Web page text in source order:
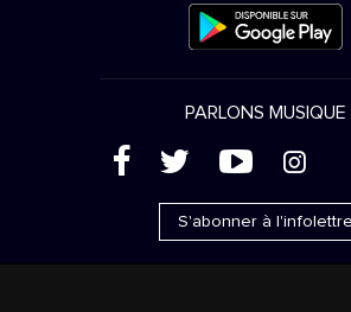
PARLONS MUSIQUE
( ' + &
S'abonner à l'infolettre